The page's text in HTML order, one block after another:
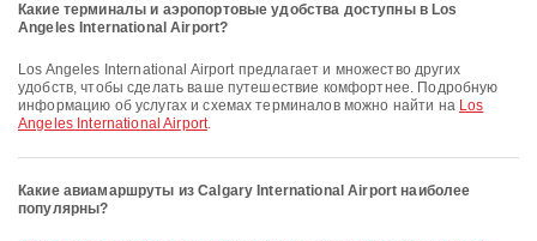
Какие терминалы и аэропортовые удобства доступны в Los
Angeles International Airport?
Los Angeles International Airport предлагает и множество других
удобств, чтобы сделать ваше путешествие комфортнее. Подробную
информацию об услугах и схемах терминалов можно найти на Los
Angeles International Airport.
Какие авиамаршруты из Calgary International Airport наиболее
популярны?